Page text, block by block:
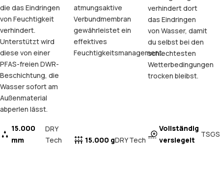
die das Eindringen
von Feuchtigkeit
verhindert.
Unterstützt wird
diese von einer
PFAS-freien DWR-
Beschichtung, die
Wasser sofort am
Außenmaterial
abperlen lässt.
15.000
mm
DRY
Tech
atmungsaktive
Verbundmembran
gewährleistet ein
effektives
Feuchtigkeitsmanagement.
15.000 gDRY Tech
verhindert dort
das Eindringen
von Wasser, damit
du selbst bei den
schlechtesten
Wetterbedingungen
trocken bleibst.
Vollständig
versiegelt
TSGS